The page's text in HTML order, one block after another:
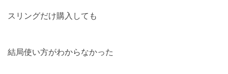
スリングだけ購入しても
結局使い方がわからなかった